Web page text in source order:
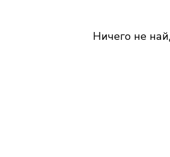
Ничего не